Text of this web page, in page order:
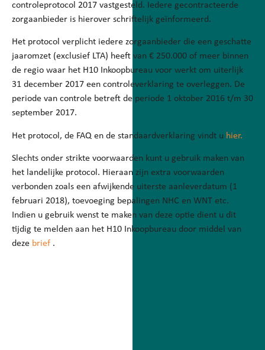
controleprotocol 2017 vastgesteld. Iedere gecontracteerde
zorgaanbieder is hierover schriftelijk geïnformeerd.
Het protocol verplicht iedere zorgaanbieder die een geschatte
jaaromzet (exclusief LTA) heeft van € 250.000 of meer binnen
de regio waar het H10 Inkoopbureau voor werkt om uiterlijk
31 december 2017 een controleverklaring te overleggen. De
periode van controle betreft de periode 1 oktober 2016 t/m 30
september 2017.
Het protocol, de FAQ en de standaardverklaring vindt u hier.
Slechts onder strikte voorwaarden kunt u gebruik maken van
het landelijke protocol. Hieraan zijn extra voorwaarden
verbonden zoals een afwijkende uiterste aanleverdatum (1
februari 2018), toevoeging bepalingen NHC en WNT etc.
Indien u gebruik wenst te maken van deze optie dient u dit
tijdig te melden aan het H10 Inkoopbureau door middel van
deze brief .